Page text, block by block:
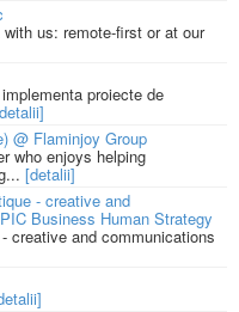
us: remote-first or at our
proiecte de
@ Flaminjoy Group
who enjoys helping
[detalii]
- creative and
Business Human Strategy
creative and communications